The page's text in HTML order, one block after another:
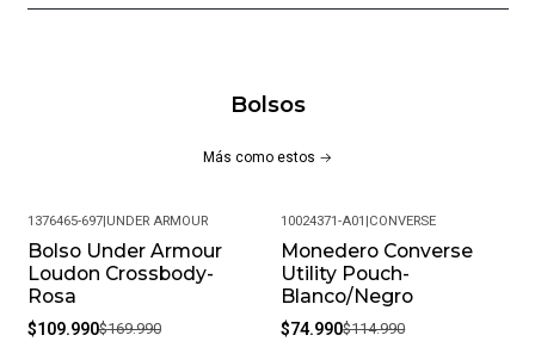
Bolsos
Más como estos
-35%
1376465-697|UNDER ARMOUR
Bolso Under Armour
Loudon Crossbody-
Rosa
$109.990$169.990
-35%
10024371-A01 |CONVERSE
Monedero Converse
Utility Pouch-
Blanco/Negro
$74.990$114.990